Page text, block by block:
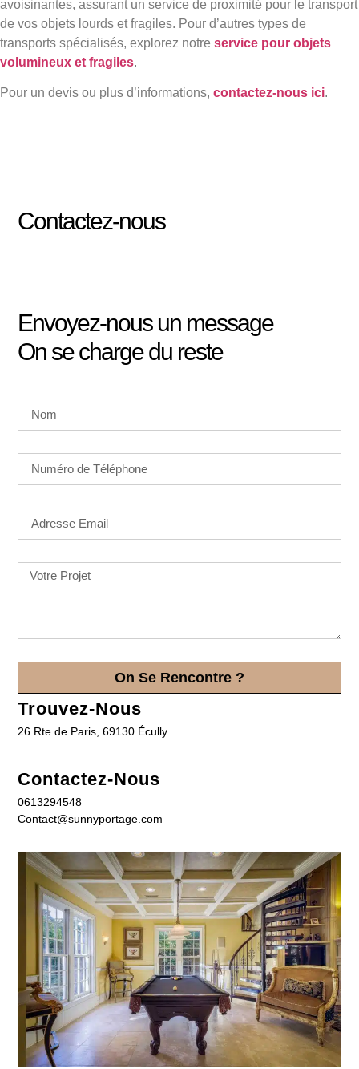
avoisinantes, assurant un service de proximité pour le transport
de vos objets lourds et fragiles. Pour d’autres types de
transports spécialisés, explorez notre service pour objets
volumineux et fragiles.
Pour un devis ou plus d’informations, contactez-nous ici.
Contactez-nous
Trouvez-Nous
26 Rte de Paris, 69130 Écully
Contactez-Nous
0613294548
Contact@sunnyportage.com
Envoyez-nous un message
On se charge du reste
On Se Rencontre ?